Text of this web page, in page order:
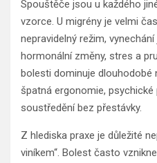
Spouštěče jsou u každého
vzorce. U migrény je velmi
nepravidelný režim,
hormonální změny, stres a
bolesti dominuje dlouhodobé
špatná ergonomie, psychické
soustředění bez přestávky.
Z hlediska praxe je důležité
viníkem“. Bolest často